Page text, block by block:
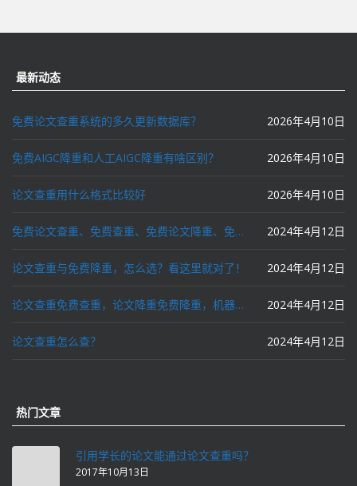
航
最新动态
免费论文查重系统的多久更新数据库？ 2026年4月10日
免费AIGC降重和人工AIGC降重有啥区别？ 2026年4月10日
论文查重用什么格式比较好 2026年4月10日
免费论文查重、免费查重、免费论文降重、免费降重、智能降重、一键降重、降低AIGC写作率、AI写论文，这些名词你了解吗？ 2024年4月12日
论文查重与免费降重，怎么选？看这里就对了！ 2024年4月12日
论文查重免费查重，论文降重免费降重，机器降重，人工降重，降低AIGC写作率，ai写论文，都要选论文狗和paperdog以及文思慧达！ 2024年4月12日
论文查重怎么查？ 2024年4月12日
热门文章
引用学长的论文能通过论文查重吗？
2017年10月13日